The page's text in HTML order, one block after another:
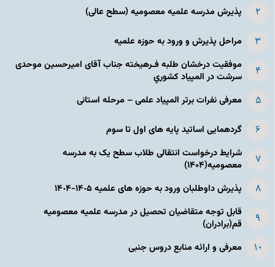
پذیرش مدرسه علمیه معصومیه‌ (سطح عالی)
مراحل پذیرش و ورود به حوزه علمیه
موفقیت درخشان طلبه فـرهیخته جناب آقای امیرحسین موحدی
سرشت در المپياد كشوري
معرفی نفرات برتر المپیاد علمی – مرحله استانی
گردهمایی اساتید پایه های اول تا سوم
شرایط درخواست انتقالی طلاب سطح یک به مدرسه
معصومیه(۱۴۰۴)
پذیرش داوطلبان ورود به حوزه های علمیه ١۴٠۵-١۴٠۴
قابل توجه متقاضیان تحصیل در مدرسه علمیه معصومیه
قم(برادران)
معرفی و ارائه منابع دروس جنبی